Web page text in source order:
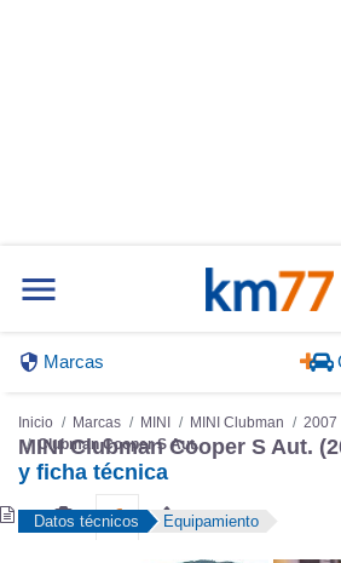
Marcas
Inicio Marcas MINI MINI Clubman 2007
Clubman Cooper S Aut.
MINI Clubman Cooper S Aut.
y ficha técnica
Datos técnicos Equipamiento